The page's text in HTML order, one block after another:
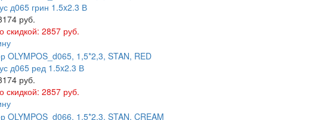
д065 грин 1.5x2.3 В
руб.
скидкой: 2857 руб.
д065 ред 1.5x2.3 В
руб.
скидкой: 2857 руб.